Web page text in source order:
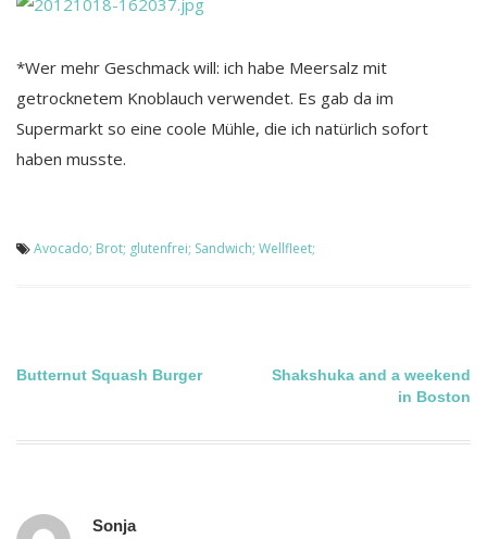
*Wer mehr Geschmack will: ich habe Meersalz mit
getrocknetem Knoblauch verwendet. Es gab da im
Supermarkt so eine coole Mühle, die ich natürlich sofort
haben musste.
Avocado; Brot; glutenfrei; Sandwich; Wellfleet;
Beitragsnavigation
Butternut Squash Burger
Shakshuka and a weekend
in Boston
Sonja